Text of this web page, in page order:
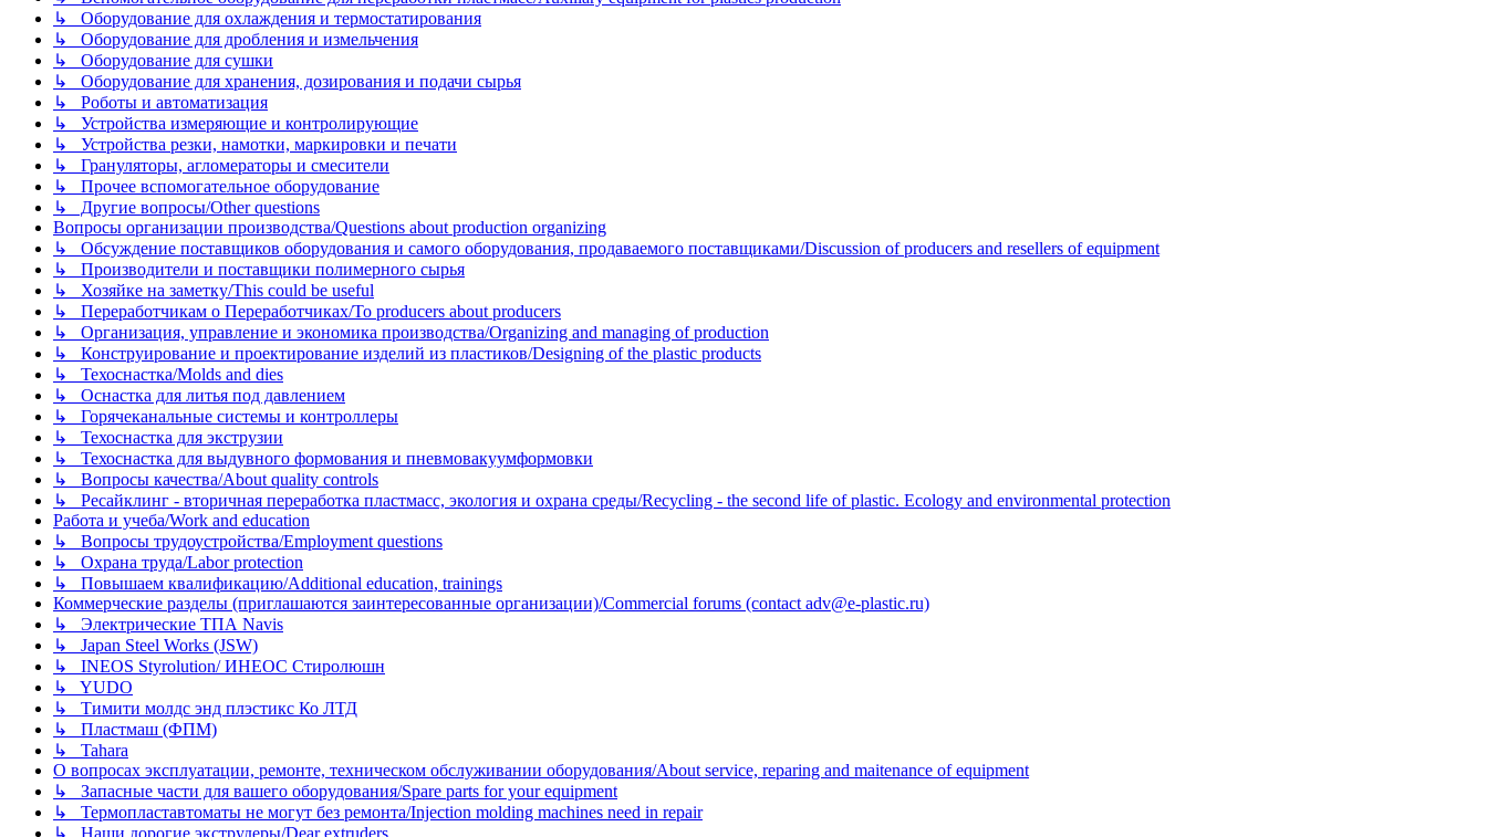
↳ Оборудование для охлаждения и термостатирования
↳ Оборудование для дробления и измельчения
↳ Оборудование для сушки
↳ Оборудование для хранения, дозирования и подачи сырья
↳ Роботы и автоматизация
↳ Устройства измеряющие и контролирующие
↳ Устройства резки, намотки, маркировки и печати
↳ Грануляторы, агломераторы и смесители
↳ Прочее вспомогательное оборудование
↳ Другие вопросы/Other questions
Вопросы организации производства/Questions about production organizing
↳ Обсуждение поставщиков оборудования и самого оборудования, продаваемого поставщиками/Discussion of producers and resellers of equipment
↳ Производители и поставщики полимерного сырья
↳ Хозяйке на заметку/This could be useful
↳ Переработчикам о Переработчиках/To producers about producers
↳ Организация, управление и экономика производства/Organizing and managing of production
↳ Конструирование и проектирование изделий из пластиков/Designing of the plastic products
↳ Техоснастка/Molds and dies
↳ Оснастка для литья под давлением
↳ Горячеканальные системы и контроллеры
↳ Техоснастка для экструзии
↳ Техоснастка для выдувного формования и пневмовакуумформовки
↳ Вопросы качества/About quality controls
↳ Ресайклинг - вторичная переработка пластмасс, экология и охрана среды/Recycling - the second life of plastic. Ecology and environmental protection
Работа и учеба/Work and education
↳ Вопросы трудоустройства/Employment questions
↳ Охрана труда/Labor protection
↳ Повышаем квалификацию/Additional education, trainings
Коммерческие разделы (приглашаются заинтересованные организации)/Commercial forums (contact adv@e-plastic.ru)
↳ Электрические ТПА Navis
↳ Japan Steel Works (JSW)
↳ INEOS Styrolution/ ИНЕОС Стиролюшн
↳ YUDO
↳ Тимити молдс энд плэстикс Ко ЛТД
↳ Пластмаш (ФПМ)
↳ Tahara
О вопросах эксплуатации, ремонте, техническом обслуживании оборудования/About service, reparing and maitenance of equipment
↳ Запасные части для вашего оборудования/Spare parts for your equipment
↳ Термопластавтоматы не могут без ремонта/Injection molding machines need in repair
↳ Наши дорогие экструдеры/Dear extruders